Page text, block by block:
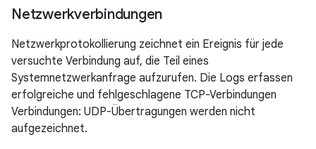
Netzwerkverbindungen
Netzwerkprotokollierung zeichnet ein Ereignis für jede
versuchte Verbindung auf, die Teil eines
Systemnetzwerkanfrage aufzurufen. Die Logs erfassen
erfolgreiche und fehlgeschlagene TCP-Verbindungen
Verbindungen: UDP-Übertragungen werden nicht
aufgezeichnet.